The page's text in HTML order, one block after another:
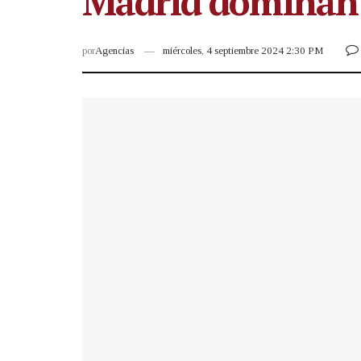
porAgencias miércoles, 4 septiembre 2024 2:30 PM